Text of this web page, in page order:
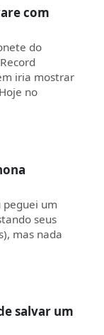
com
do
iria mostrar
no
peguei um
seus
mas nada
salvar um